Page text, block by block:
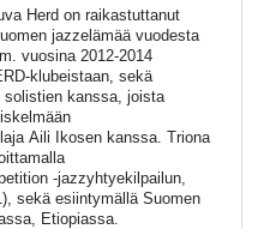
Herd on raikastuttanut
jazzelämää vuodesta
vuosina 2012-2014
klubeistaan, sekä
solistien kanssa, joista
Aili Ikosen kanssa. Triona
-jazzyhtyekilpailun,
sekä esiintymällä Suomen
Etiopiassa.